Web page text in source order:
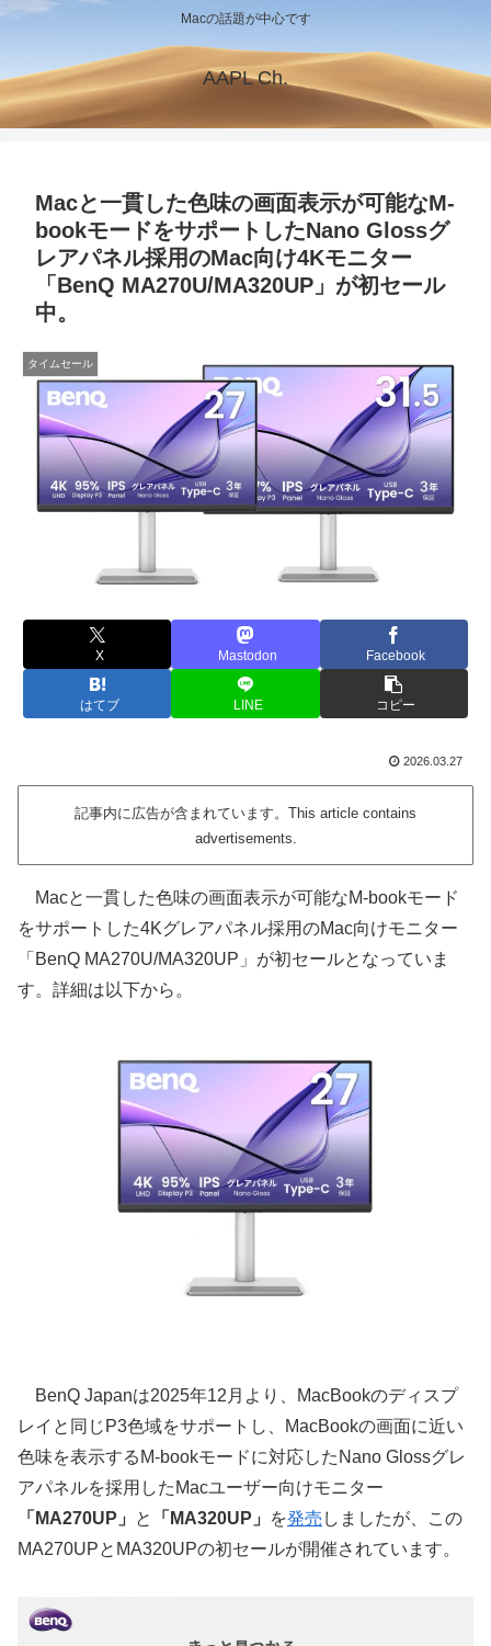
Macの話題が中心です
AAPL Ch.
Macと一貫した色味の画面表示が可能なM-
bookモードをサポートしたNano Glossグ
レアパネル採用のMac向け4Kモニター
「BenQ MA270U/MA320UP」が初セール
中。
タイムセール
X Mastodon Facebook
はてブ LINE コピー
2026.03.27
記事内に広告が含まれています。This article contains
advertisements.
Macと一貫した色味の画面表示が可能なM-bookモード
をサポートした4Kグレアパネル採用のMac向けモニター
「BenQ MA270U/MA320UP」が初セールとなっていま
す。詳細は以下から。
BenQ Japanは2025年12月より、MacBookのディスプ
レイと同じP3色域をサポートし、MacBookの画面に近い
色味を表示するM-bookモードに対応したNano Glossグレ
アパネルを採用したMacユーザー向けモニター
「MA270UP」
と 「MA320UP」 を発売 しましたが、この
MA270UPとMA320UPの初セールが開催されています。